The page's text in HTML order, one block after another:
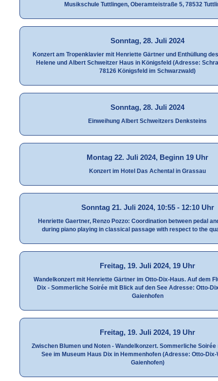
Musikschule Tuttlingen, Oberamteistraße 5, 78532
Sonntag, 28. Juli 2024
Konzert am Tropenklavier mit Henriette Gärtner und Enthüllung
Helene und Albert Schweitzer Haus in Königsfeld (Adresse:
78126 Königsfeld im Schwarzwald)
Sonntag, 28. Juli 2024
Einweihung Albert Schweitzers Denksteins
Montag 22. Juli 2024, Beginn 19 Uhr
Konzert im Hotel Das Achental in Grassau
Sonntag 21. Juli 2024, 10:55 - 12:10 Uhr
Henriette Gaertner, Renzo Pozzo: Coordination between pedal
during piano playing in classical passage with respect to the
Freitag, 19. Juli 2024, 19 Uhr
Wandelkonzert mit Henriette Gärtner im Otto-Dix-Haus. Auf dem
Dix - Sommerliche Soirée mit Blick auf den See Adresse: Otto-
Gaienhofen
Freitag, 19. Juli 2024, 19 Uhr
Zwischen Blumen und Noten - Wandelkonzert. Sommerliche
See im Museum Haus Dix in Hemmenhofen (Adresse: Otto-Dix-
Gaienhofen)